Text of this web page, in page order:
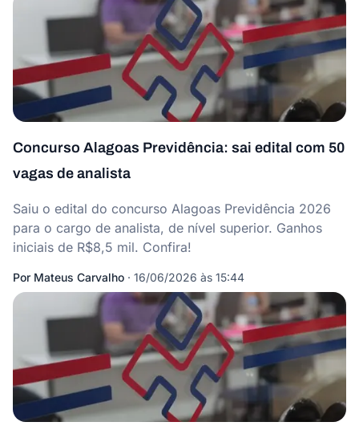
Concurso Alagoas Previdência: sai edital com 50
vagas de analista
Saiu o edital do concurso Alagoas Previdência 2026
para o cargo de analista, de nível superior. Ganhos
iniciais de R$8,5 mil. Confira!
Por Mateus Carvalho · 16/06/2026 às 15:44